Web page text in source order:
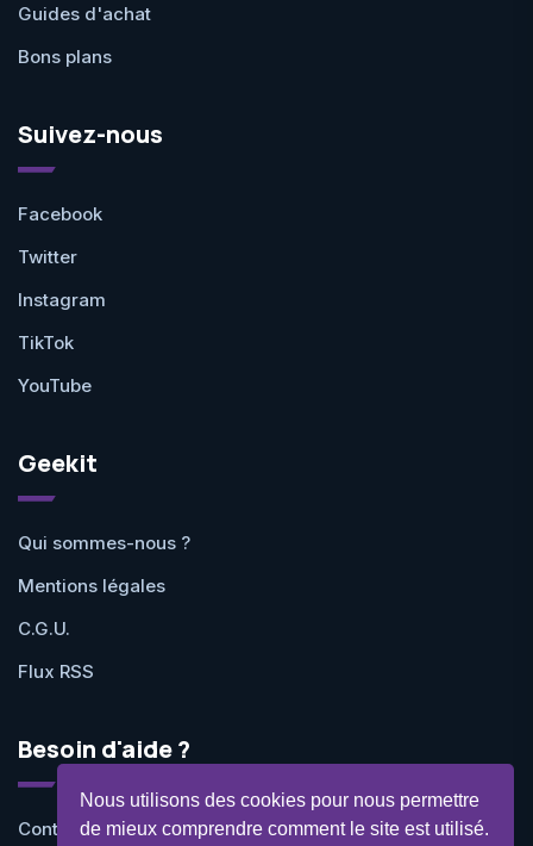
Nous utilisons des cookies pour nous permettre
de mieux comprendre comment le site est utilisé.
Guides d'achat
Bons plans
Suivez-nous
Facebook
Twitter
Instagram
TikTok
YouTube
Geekit
Qui sommes-nous ?
Mentions légales
C.G.U.
Flux RSS
Besoin d'aide ?
Contactez-nous